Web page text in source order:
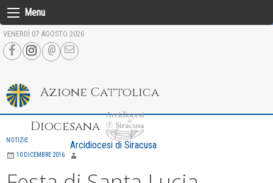
Skip
to
content
Menu
VENERDÌ 07 AGOSTO 2026
Azione Cattolica
Diocesana
Arcidiocesi di Siracusa
NOTIZIE
10 DICEMBRE 2016